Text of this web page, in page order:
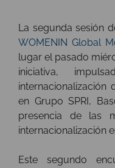
La segunda sesión
WOMENIN Global
lugar el pasado
iniciativa,
internacionalización
en Grupo SPRI,
presencia de las
internacionalización
Este segundo